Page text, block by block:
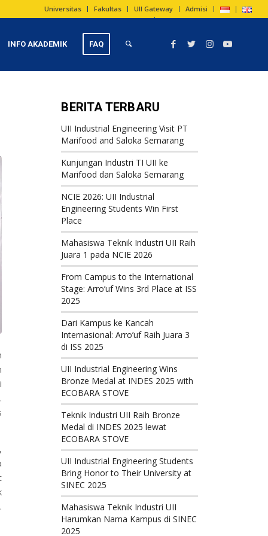
Universitas Fakultas UII Gateway Admisi
INFO AKADEMIK FAQ
BERITA TERBARU
UII Industrial Engineering Visit PT
Marifood and Saloka Semarang
Kunjungan Industri TI UII ke
Marifood dan Saloka Semarang
NCIE 2026: UII Industrial
Engineering Students Win First
Place
Mahasiswa Teknik Industri UII Raih
Juara 1 pada NCIE 2026
From Campus to the International
Stage: Arro’uf Wins 3rd Place at ISS
2025
Dari Kampus ke Kancah
Internasional: Arro’uf Raih Juara 3
di ISS 2025
UII Industrial Engineering Wins
Bronze Medal at INDES 2025 with
ECOBARA STOVE
Teknik Industri UII Raih Bronze
Medal di INDES 2025 lewat
ECOBARA STOVE
UII Industrial Engineering Students
Bring Honor to Their University at
SINEC 2025
Mahasiswa Teknik Industri UII
Harumkan Nama Kampus di SINEC
2025